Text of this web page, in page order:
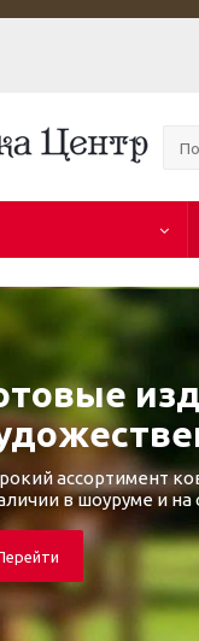
ассортимент
в шоуруме и на